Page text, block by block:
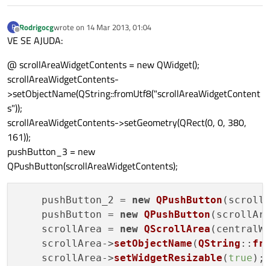
R
Offline
Rodrigocgwrote on 14 Mar 2013, 01:04
last edited by
VE SE AJUDA:
@ scrollAreaWidgetContents = new QWidget();
scrollAreaWidgetContents-
>setObjectName(QString::fromUtf8("scrollAreaWidgetContent
s"));
scrollAreaWidgetContents->setGeometry(QRect(0, 0, 380,
161));
pushButton_3 = new
QPushButton(scrollAreaWidgetContents);
    pushButton_2 =
new QPushButton
    pushButton =
new QPushButton
    scrollArea =
new QScrollArea
    scrollArea->
setObjectName (QString ::
    scrollArea->
setWidgetResizable ( true );